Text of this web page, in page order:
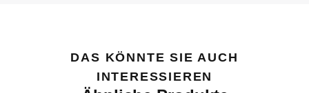
DAS KÖNNTE SIE AUCH
INTERESSIEREN